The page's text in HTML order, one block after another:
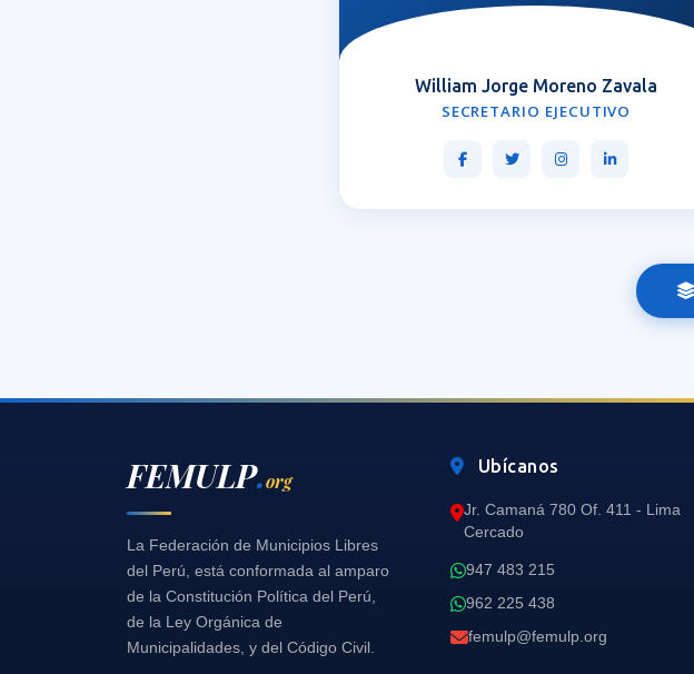
William Jorge Moreno Zavala
SECRETARIO EJECUTIVO
FEMULP.org
La Federación de Municipios Libres
del Perú, está conformada al amparo
de la Constitución Política del Perú,
de la Ley Orgánica de
Municipalidades, y del Código Civil.
Ubícanos
Jr. Camaná 780 Of. 411 - Lima
Cercado
947 483 215
962 225 438
femulp@femulp.org